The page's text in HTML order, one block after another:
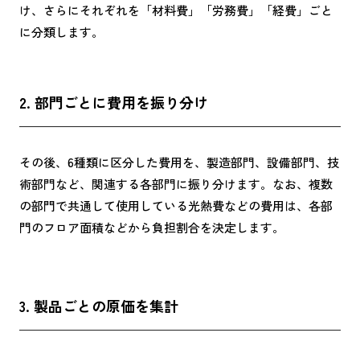
け、さらにそれぞれを「材料費」「労務費」「経費」ごと
に分類します。
2. 部門ごとに費用を振り分け
その後、6種類に区分した費用を、製造部門、設備部門、技
術部門など、関連する各部門に振り分けます。なお、複数
の部門で共通して使用している光熱費などの費用は、各部
門のフロア面積などから負担割合を決定します。
3. 製品ごとの原価を集計